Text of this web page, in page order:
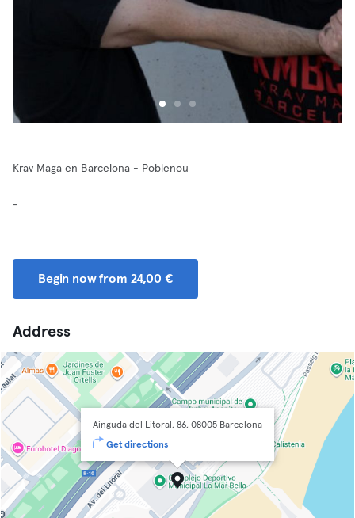
Krav Maga en Barcelona - Poblenou
-
Begin now from 24,00 €
Address
Ainguda del Litoral, 86, 08005 Barcelona
Get directions